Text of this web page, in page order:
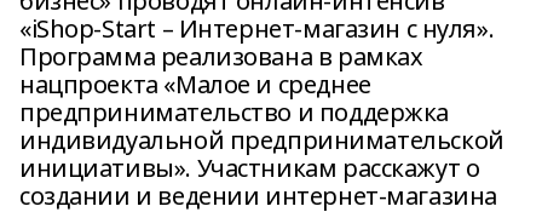
«iShop-Start – Интернет-магазин с нуля».
Программа реализована в рамках
нацпроекта «Малое и среднее
предпринимательство и поддержка
индивидуальной предпринимательской
инициативы». Участникам расскажут о
создании и ведении интернет-магазина